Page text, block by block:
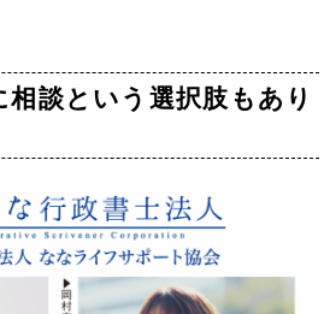
相談という選択肢もあり